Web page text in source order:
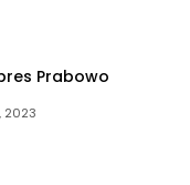
Prabowo
2023